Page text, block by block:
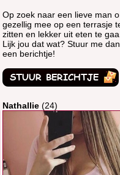
Op zoek naar een lieve man
gezellig mee op een terrasje
zitten en lekker uit eten te
Lijk jou dat wat? Stuur me
een berichtje!
Nathallie (24)